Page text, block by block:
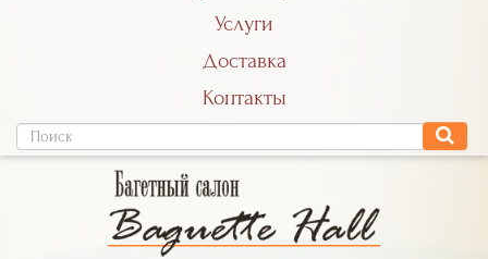
Услуги
Доставка
Контакты